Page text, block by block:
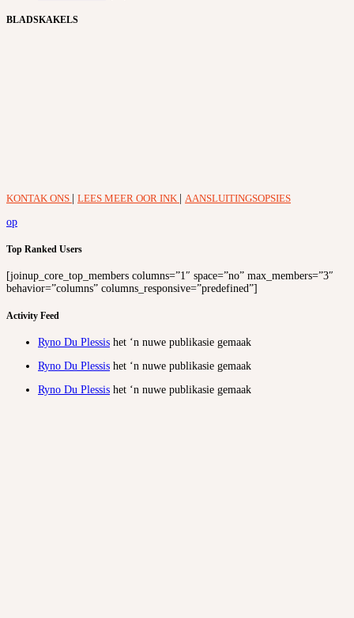
BLADSKAKELS
KONTAK ONS LEES MEER OOR INK
AANSLUITINGSOPSIES
op
Top Ranked Users
[joinup_core_top_members columns=”1″ space=”no” max_members=”3″
behavior=”columns” columns_responsive=”predefined”]
Activity Feed
Ryno Du Plessis het ‘n nuwe publikasie gemaak
Ryno Du Plessis het ‘n nuwe publikasie gemaak
Ryno Du Plessis het ‘n nuwe publikasie gemaak